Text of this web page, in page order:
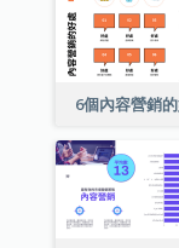
6個內容營銷